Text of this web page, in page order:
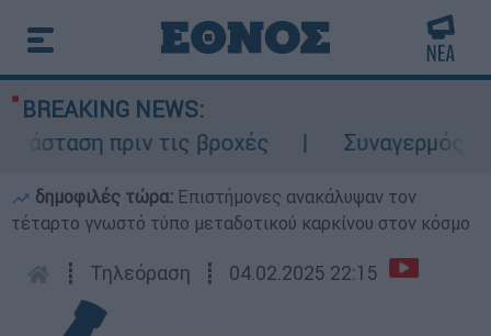
BREAKING NEWS:
πριν τις βροχές
Συναγερμός
δημοφιλές τώρα: Επιστήμονες ανακάλυψαν τον
τέταρτο γνωστό τύπο μεταδοτικού καρκίνου στον κόσμο
┋ Τηλεόραση ┋ 04.02.2025 22:15